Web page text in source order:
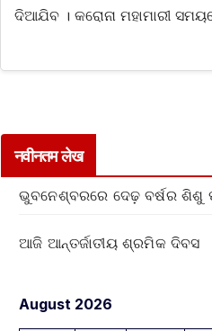
ଦିଆଯିବ । କରୋନା ମହାମାରୀ
नवीनतम लेख
ଭୁବନେଶ୍ବରରେ ଦେଢ଼ ବର୍ଷର
ଆଜି ଆନ୍ତର୍ଜାତୀୟ ଶ୍ରମିକ ଦିବସ
August 2026